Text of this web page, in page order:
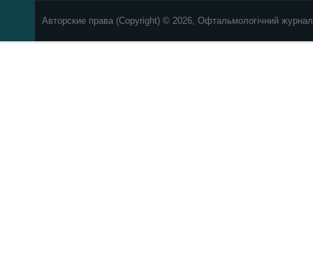
Авторские права (Copyright) © 2026, Офтальмологічний